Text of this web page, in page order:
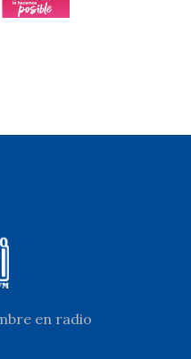
en radio